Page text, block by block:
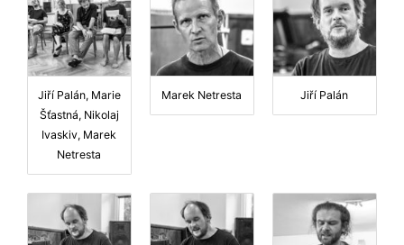
Jiří Palán, Marie
Šťastná, Nikolaj
Ivaskiv, Marek
Netresta
Marek Netresta Jiří Palán